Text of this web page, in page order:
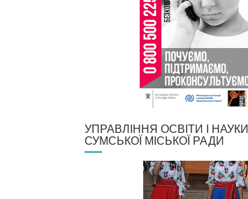
УПРАВЛІННЯ ОСВІТИ І НАУКИ
СУМСЬКОЇ МІСЬКОЇ РАДИ